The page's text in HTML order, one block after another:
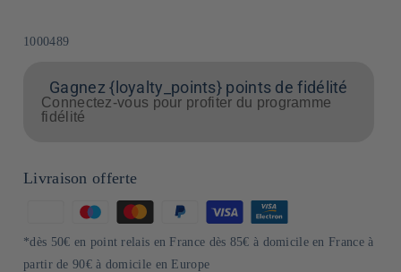
SKU:
1000489
Gagnez {loyalty_points} points de fidélité
Connectez-vous pour profiter du programme
fidélité
Livraison offerte
de
paiement
*dès 50€ en point relais en France dès 85€ à domicile en France à
partir de 90€ à domicile en Europe